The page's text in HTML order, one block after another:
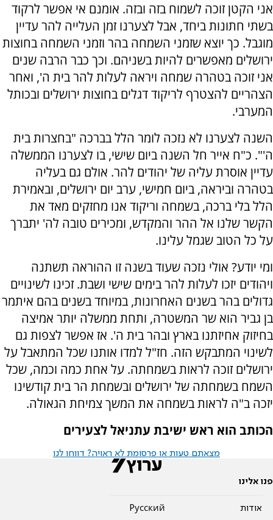
אני הקטן זוכה לשמוח בזה ובזה. אומנם אי אפשר לרקוד
בשתי חתונות ביחד, אבל לצערנו זמן העלייה להר עדיין
מוגבל. כך יוצא שזמני השמחה בהר וזמני השמחה בחוצות
ירושלים מאפשרים להיות בשניהם. וכך כבר הרבה שנים
אני זוכה בטהרה שמחה ויראה לעלות להר בית ה', ואחר
הצהריים להצטרף לריקוד דגלים בחוצות ירושלים ובכותל
המערבי.
השנה לצערנו לא נזכה לומר הלל בברכה "בחצרות בית
ה'". כ"ח אייר חל השנה ביום שישי, בו לצערנו הממשלה
עדיין אוסרת עליה של יהודים להר. אולם גם בעליה
בטהרה וביראה, ביום חמישי, ערב יום ירושלים, ובאמירת
הלל בלי ברכה, בשמחה וריקוד אנו מחזקים מאד את
הקשר שלנו אל ההר והמקדש, ומכירים טובה לה' יתברך
על כל הטוב שגמל עלינו.
ומי יודע? אולי נזכה שעוד בשנה זו ההוראה תשתנה
ויהודים יזכו לעלות להר בימים שישי ושבת. זכינו לשינויים
גדולים בהר בשנים האחרונות, במיוחד בשנים בהם איתמר
בן גביר הוא שר המשטרה, ותחת ממשלה יותר אמיצה
בחיזוק אחיזתנו בארץ ובהר בית ה'. אז אפשר לצפות גם
לשינוי המתבקש הזה. חז"ל למדו אותנו שכל המתאבל על
ירושלים זוכה לראות בשמחתה. על אחת כמה וכמה, שכל
השמח בשמחתה של ירושלים ובשמחת הר בית קודשינו
יזכה ב"ה לראות בשמחה את המשך צמיחת הגאולה.
הכותב הוא ראש ישיבת עתניאל לצעירים
מצאתם טעות או פרסומת לא ראויה? דווחו לנו
פנו אלינו
אודות
Pусский